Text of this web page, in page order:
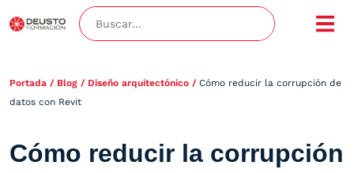
Portada / Blog / Diseño arquitectónico / Cómo reducir la corrupción de
datos con Revit
Cómo reducir la corrupción